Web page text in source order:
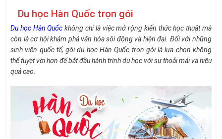
Du học Hàn Quốc trọn gói
Du học Hàn Quốc không chỉ là việc mở rộng kiến thức học thuật mà
còn là cơ hội khám phá văn hóa sôi động và hiện đại. Đối với những
sinh viên quốc tế, gói du học Hàn Quốc trọn gói là lựa chọn không
thể tuyệt vời hơn để bắt đầu hành trình du học với sự thoải mái và hiệu
quả cao.